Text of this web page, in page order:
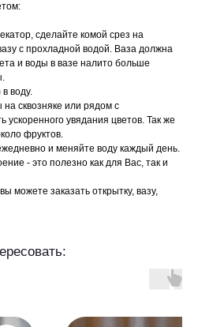
сделайте комой срез на
с прохладной водой. Ваза должна
и воды в вазе налито больше
воду.
сквозняке или рядом с
ускоренного увядания цветов. Так же
фруктов.
и меняйте воду каждый день.
- это полезно как для Вас, так и
можете заказать открытку, вазу,